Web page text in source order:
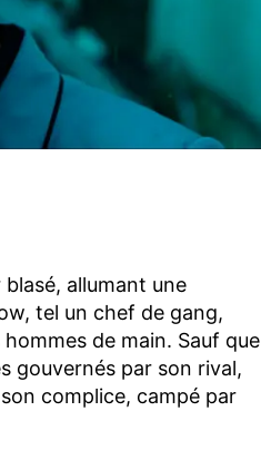
allumant une
tel un chef de gang,
de main. Sauf que
gouvernés par son rival,
complice, campé par